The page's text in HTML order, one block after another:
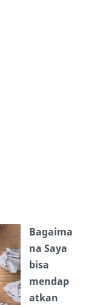
Bagaima
na Saya
bisa
mendap
atkan